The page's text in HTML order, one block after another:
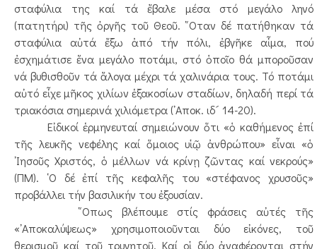
σταφύλια της καί τά ἔβαλε μέσα στό μεγάλο ληνό
(πατητήρι) τῆς ὀργῆς τοῦ Θεοῦ. ῞Οταν δέ πατήθηκαν τά
σταφύλια αὐτά ἔξω ἀπό τήν πόλι, ἐβγῆκε αἷμα, πού
ἐσχημάτισε ἕνα μεγάλο ποτάμι, στό ὁποῖο θά μποροῦσαν
νά βυθισθοῦν τά ἄλογα μέχρι τά χαλινάρια τους. Τό ποτάμι
αὐτό εἶχε μῆκος χιλίων ἑξακοσίων σταδίων, δηλαδή περί τά
τριακόσια σημερινά χιλιόμετρα (᾿Αποκ. ιδ´ 14-20).
Εἰδικοί ἑρμηνευταί σημειώνουν ὅτι «ὁ καθήμενος ἐπί
τῆς λευκῆς νεφέλης καί ὅμοιος υἱῷ ἀνθρώπου» εἶναι «ὁ
᾿Ιησοῦς Χριστός, ὁ μέλλων νά κρίνῃ ζῶντας καί νεκρούς»
(ΠΜ). ῾Ο δέ ἐπί τῆς κεφαλῆς του «στέφανος χρυσοῦς»
προβάλλει τήν βασιλικήν του ἐξουσίαν.
῞Οπως βλέπουμε στίς φράσεις αὐτές τῆς
«᾿Αποκαλύψεως» χρησιμοποιοῦνται δύο εἰκόνες, τοῦ
θερισμοῦ καί τοῦ τρυγητοῦ. Καί οἱ δύο ἀναφέρονται στήν